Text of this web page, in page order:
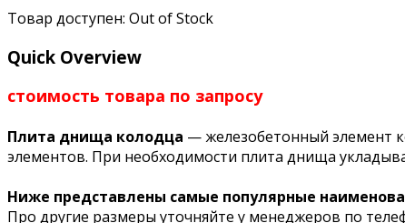
Товар доступен: Out of Stock
Quick Overview
стоимость товара по запросу
Плита днища колодца — железобетонный элемент
элементов. При необходимости плита днища
Ниже представлены самые популярные
Про другие размеры уточняйте у менеджеров по